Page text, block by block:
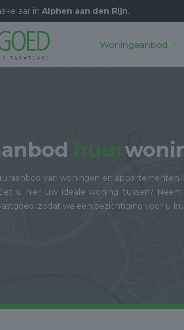
in Alphen aan den Rijn.
Woningaanbod
huur
van woningen en appartementen
u hier uw ideale woning tussen?
zodat we een bezichtiging voor u